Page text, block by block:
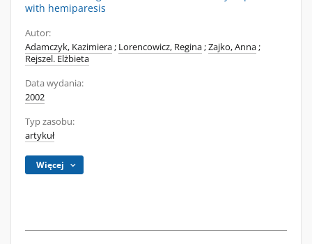
with hemiparesis
Autor:
Adamczyk, Kazimiera; Lorencowicz, Regina;Zajko, Anna;
Rejszel. Elżbieta
Data wydania:
2002
Typ zasobu:
artykuł
Więcej